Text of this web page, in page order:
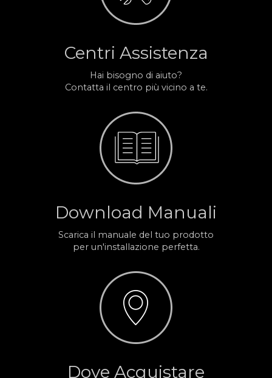
Centri Assistenza
Hai bisogno di aiuto?
Contatta il centro più vicino a te.
Download Manuali
Scarica il manuale del tuo prodotto
per un'installazione perfetta.
Dove Acquistare